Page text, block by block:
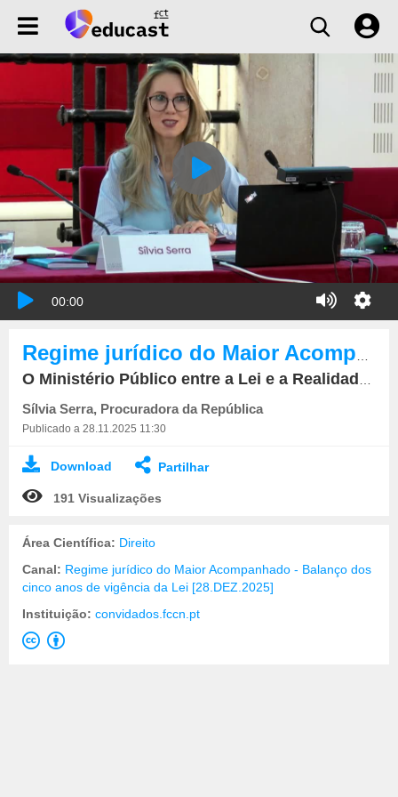
00:00
O Ministério Público entre a Lei e a Realidade: A instrução e preparação das ações de Acompanhamento de Maior e a escolha do acompanhante
Sílvia Serra, Procuradora da República
Publicado a 28.11.2025 11:30
Download Partilhar
191 Visualizações
Área Científica: Direito
Canal: Regime jurídico do Maior Acompanhado - Balanço dos
cinco anos de vigência da Lei [28.DEZ.2025]
Instituição: convidados.fccn.pt